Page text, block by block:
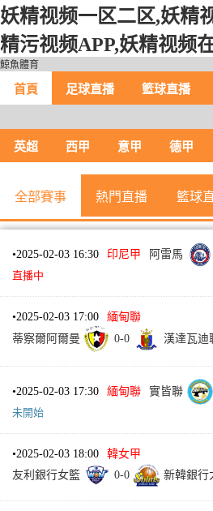
妖精视频一区二区,妖精
精污视频APP,妖精视频
鯨魚體育
首頁 足球直播 籃球直播
英超 西甲 意甲 德甲
全部賽事 熱門直播 籃球
•2025-02-03 16:30 印尼甲 阿雷馬
直播中
•2025-02-03 17:00
緬甸聯
蒂察爾阿爾曼
0-0 漢達瓦迪
•2025-02-03 17:30 緬甸聯 實皆聯
未開始
•2025-02-03 18:00
韓女甲
友利銀行女籃
0-0 新韓銀行